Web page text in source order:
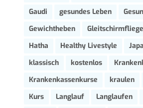
Gaudi
gesundes Leben
Gewichtheben
Hatha
Healthy Livestyle
klassisch
kostenlos
Krankenkassenkurse
kraulen
Kurs
Langlauf Langlaufen